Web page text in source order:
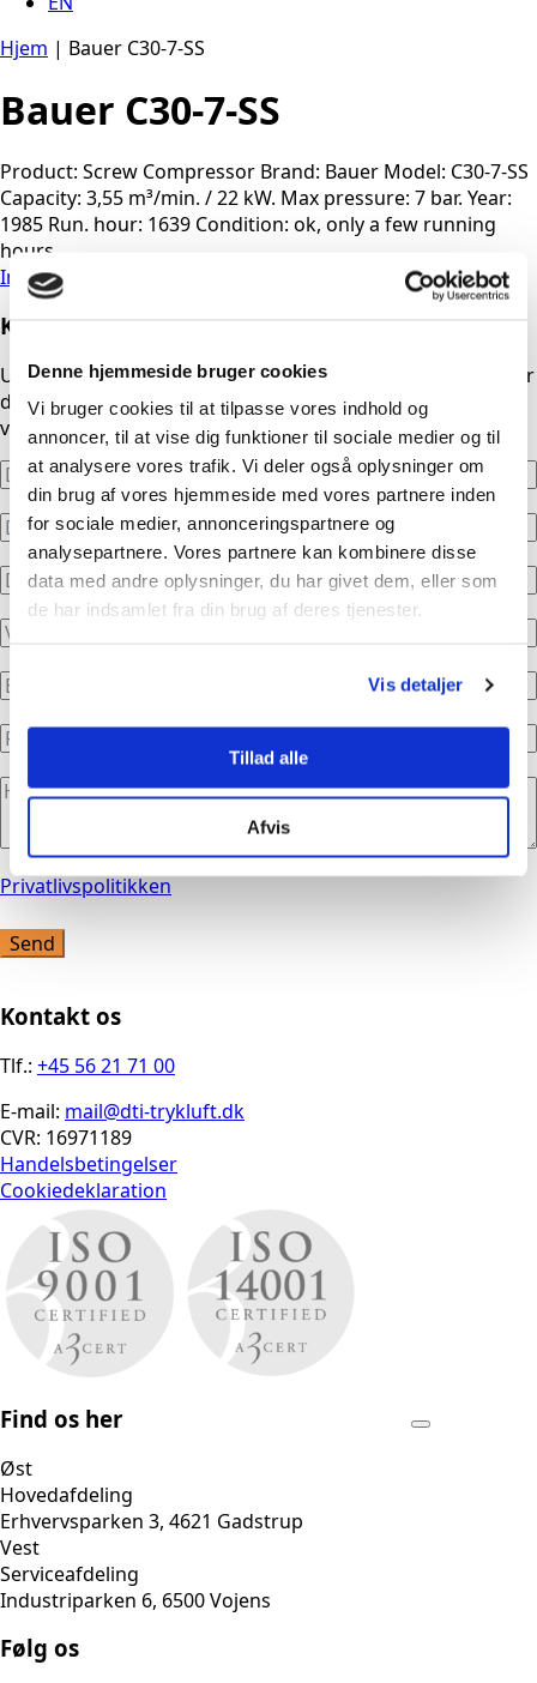
Denne hjemmeside bruger cookies
Vi bruger cookies til at tilpasse vores indhold og
annoncer, til at vise dig funktioner til sociale medier og til
at analysere vores trafik. Vi deler også oplysninger om
din brug af vores hjemmeside med vores partnere inden
for sociale medier, annonceringspartnere og
analysepartnere. Vores partnere kan kombinere disse
data med andre oplysninger, du har givet dem, eller som
de har indsamlet fra din brug af deres tjenester.
Vis detaljer
Tillad alle
Afvis
Hjem | Bauer C30-7-SS
Bauer C30-7-SS
Product: Screw Compressor Brand: Bauer Model: C30-7-SS
Capacity: 3,55 m³/min. / 22 kW. Max pressure: 7 bar. Year:
1985 Run. hour: 1639 Condition: ok, only a few running
hours
Indhent pris
Kontakt os i dag
Udfyld formularen, og vi kontakter dig hurtigst muligt. Har
du brug for akut hjælp uden for normal arbejdstid, stiller
vores telefoner automatisk om til døgnservice.
Privatlivspolitikken
Send
Kontakt os
Tlf.: +45 56 21 71 00
E-mail: mail@dti-trykluft.dk
CVR: 16971189
Handelsbetingelser
Cookiedeklaration
Find os her
Øst
Hovedafdeling
Erhvervsparken 3, 4621 Gadstrup
Vest
Serviceafdeling
Industriparken 6, 6500 Vojens
Følg os